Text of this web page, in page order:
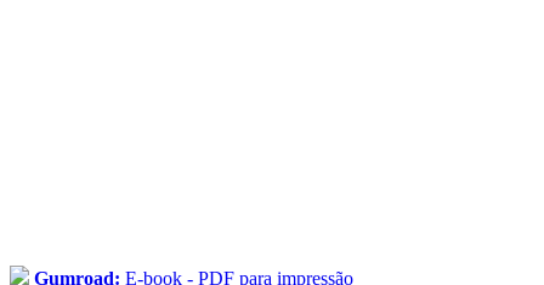
Gumroad: E-book - PDF para impressão